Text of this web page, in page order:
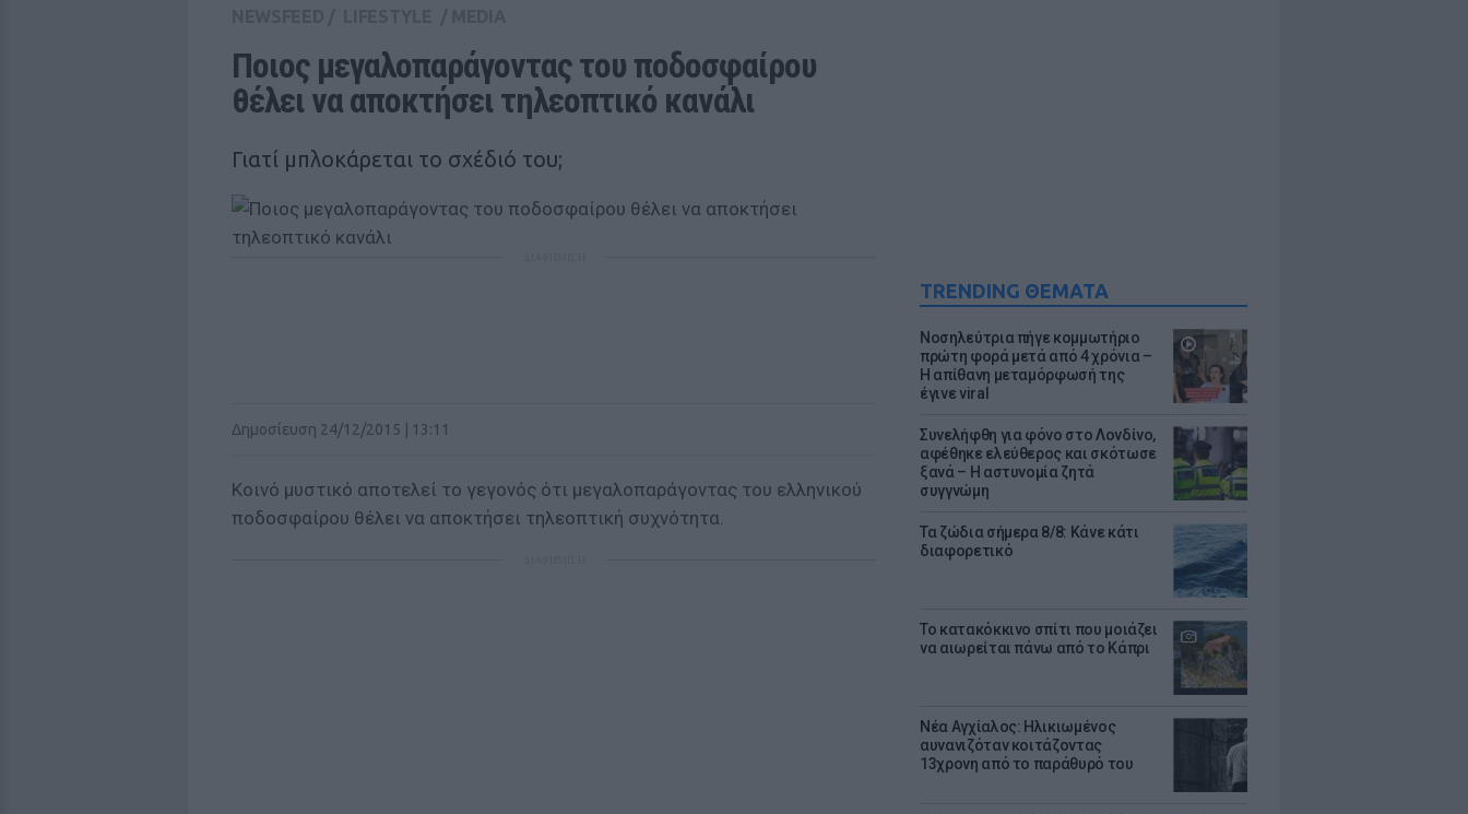
TRENDING ΘΕΜΑΤΑ
Νοσηλεύτρια πήγε κομμωτήριο
πρώτη φορά μετά από 4 χρόνια –
Η απίθανη μεταμόρφωσή της
έγινε viral
Συνελήφθη για φόνο στο Λονδίνο,
αφέθηκε ελεύθερος και σκότωσε
ξανά – Η αστυνομία ζητά
συγγνώμη
Τα ζώδια σήμερα 8/8: Κάνε κάτι
διαφορετικό
Το κατακόκκινο σπίτι που μοιάζει
να αιωρείται πάνω από το Κάπρι
Νέα Αγχίαλος: Ηλικιωμένος
αυνανιζόταν κοιτάζοντας
13χρονη από το παράθυρό του
Ποιος μεγαλοπαράγοντας του ποδοσφαίρου
θέλει να αποκτήσει τηλεοπτικό κανάλι
Γιατί μπλοκάρεται το σχέδιό του;
Δημοσίευση 24/12/2015 | 13:11
Κοινό μυστικό αποτελεί το γεγονός ότι μεγαλοπαράγοντας του ελληνικού
ποδοσφαίρου θέλει να αποκτήσει τηλεοπτική συχνότητα.